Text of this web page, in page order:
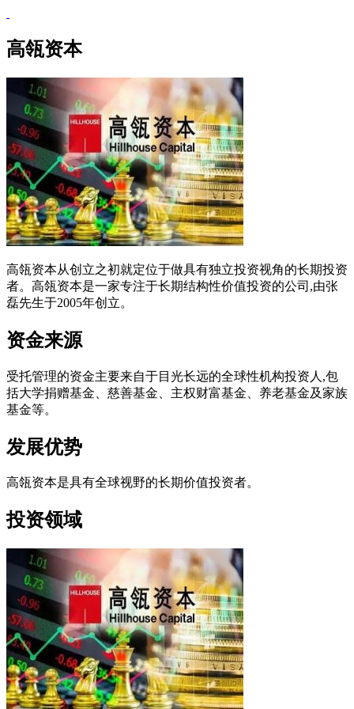
高瓴资本
高瓴资本从创立之初就定位于做具有独立投资视角的长期投资
者。高瓴资本是一家专注于长期结构性价值投资的公司,由张
磊先生于2005年创立。
资金来源
受托管理的资金主要来自于目光长远的全球性机构投资人,包
括大学捐赠基金、慈善基金、主权财富基金、养老基金及家族
基金等。
发展优势
高瓴资本是具有全球视野的长期价值投资者。
投资领域